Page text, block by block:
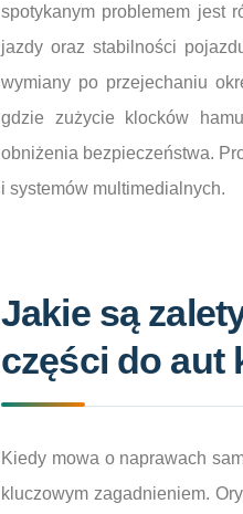
spotykanym problemem jest
jazdy oraz stabilności
wymiany po przejechaniu
gdzie zużycie klocków
obniżenia bezpieczeństwa.
i systemów multimedialnych.
Jakie są
części do aut
Kiedy mowa o naprawach
kluczowym zagadnieniem.